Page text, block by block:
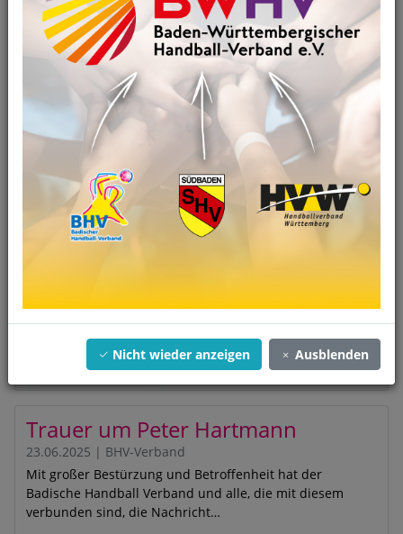
Aktuelle News
Phoenix- und
Homepageumstellung im Rahmen
der…
01.07.2025 |
Die Fusion zum Baden-Württembergischen Handball-
Verband e.V. ist vollzogen!
Dies bringt auch einige Änderungen mit sich:
Trauer um Peter Hartmann
23.06.2025 | BHV-Verband
Mit großer Bestürzung und Betroffenheit hat der
Badische Handball Verband und alle, die mit diesem
verbunden sind, die Nachricht…
Nicht wieder anzeigen Ausblenden